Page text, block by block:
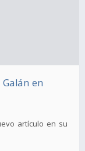
en
artículo en su